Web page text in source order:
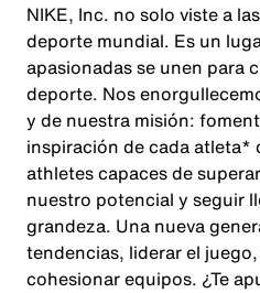
NIKE, Inc. no solo viste a
deporte mundial. Es un
apasionadas se unen para
deporte. Nos
y de nuestra misión:
inspiración de cada atleta*
athletes capaces de
nuestro potencial y seguir
grandeza. Una nueva
tendencias, liderar el
cohesionar equipos. ¿Te